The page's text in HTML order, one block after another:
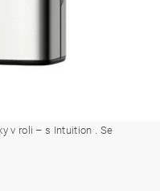
v roli – s Intuition . Se